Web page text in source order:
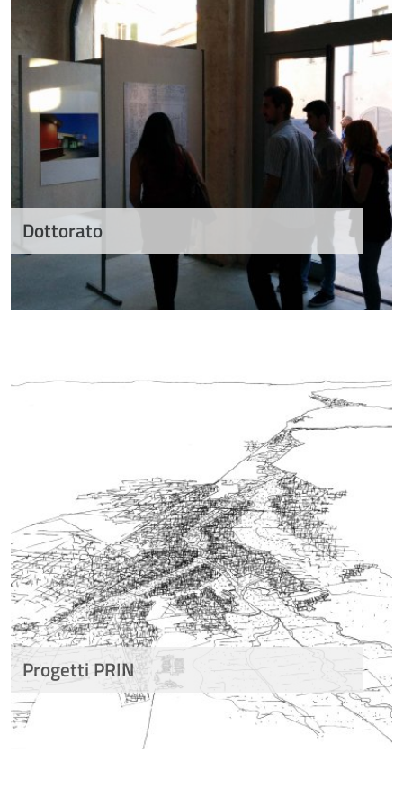
Dottorato
Progetti PRIN